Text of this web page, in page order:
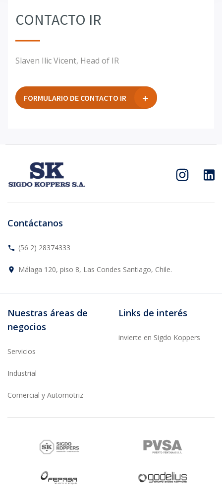
CONTACTO IR
Slaven Ilic Vicent, Head of IR
FORMULARIO DE CONTACTO IR
Contáctanos
phone (56 2) 28374333
place Málaga 120, piso 8, Las Condes Santiago, Chile.
Nuestras áreas de
negocios
Servicios
Industrial
Comercial y Automotriz
Links de interés
invierte en Sigdo Koppers